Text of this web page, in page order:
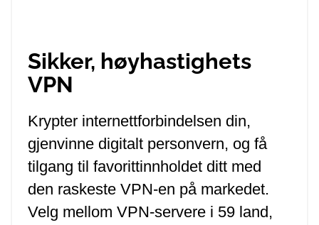
Sikker, høyhastighets
VPN
Krypter internettforbindelsen din,
gjenvinne digitalt personvern, og få
tilgang til favorittinnholdet ditt med
den raskeste VPN-en på markedet.
Velg mellom VPN-servere i 59 land,